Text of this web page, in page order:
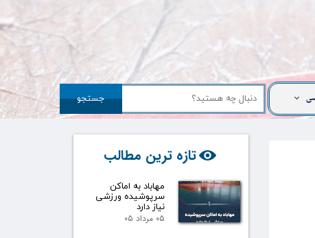
جستجو
تازه ترین مطالب
مهاباد به اماکن
سرپوشیده ورزشی
نیاز دارد
۰۵ مرداد ۰۵